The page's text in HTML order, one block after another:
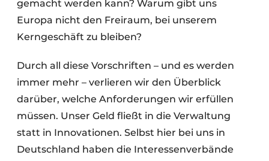
gemacht werden kann? Warum gibt uns
Europa nicht den Freiraum, bei unserem
Kerngeschäft zu bleiben?
Durch all diese Vorschriften – und es werden
immer mehr – verlieren wir den Überblick
darüber, welche Anforderungen wir erfüllen
müssen. Unser Geld fließt in die Verwaltung
statt in Innovationen. Selbst hier bei uns in
Deutschland haben die Interessenverbände